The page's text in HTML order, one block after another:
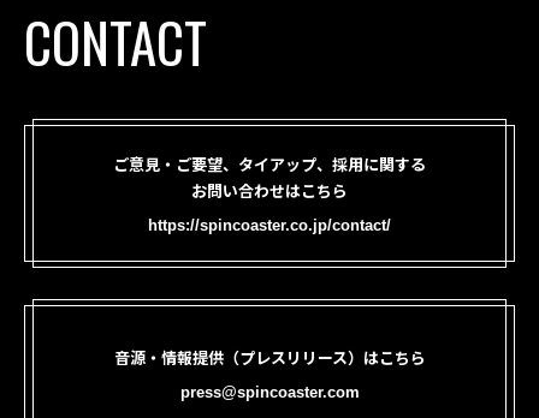
CONTACT
ご意見・ご要望、タイアップ、採用に関する
お問い合わせはこちら
https://spincoaster.co.jp/contact/
音源・情報提供（プレスリリース）はこちら
press@spincoaster.com